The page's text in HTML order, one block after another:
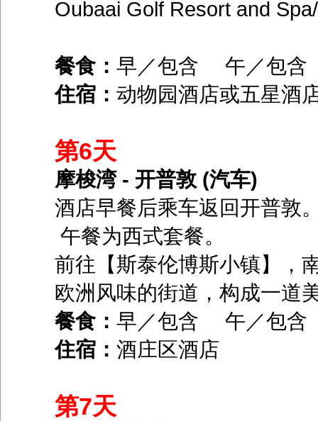
Oubaai Golf Resort and
餐食： 早／包含 午／包
住宿： 动物园酒店或五星酒
第6天
摩梭湾 - 开普敦 (汽车)
酒店早餐后乘车返回开普敦
午餐为西式套餐。
前往【斯泰伦博斯小镇】，
欧洲风味的街道，构成一道
餐食： 早／包含 午／包
住宿： 酒庄区酒店
第7天